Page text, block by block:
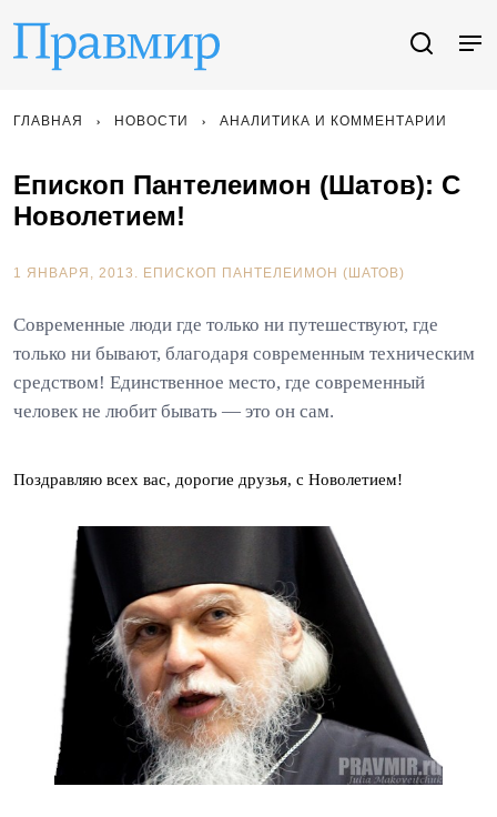
ГЛАВНАЯ НОВОСТИ АНАЛИТИКА И КОММЕНТАРИИ
Епископ Пантелеимон (Шатов): С
Новолетием!
1 ЯНВАРЯ, 2013. ЕПИСКОП ПАНТЕЛЕИМОН (ШАТОВ)
Современные люди где только ни путешествуют, где
только ни бывают, благодаря современным техническим
средством! Единственное место, где современный
человек не любит бывать — это он сам.
Поздравляю всех вас, дорогие друзья, с Новолетием!